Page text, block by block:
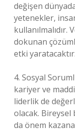
değişen
yetenekler,
kullanılmalıdır.
dokunan
etki yaratacaktır.
4. Sosyal
kariyer ve
liderlik de
olacak. Bireysel
da önem